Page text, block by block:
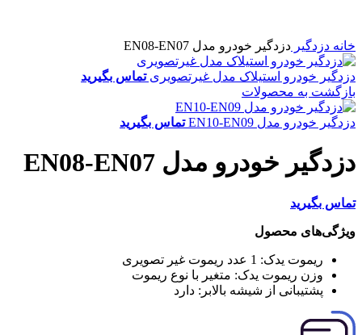
خانه دزدگیر دزدگیر خودرو مدل EN08-EN07
دزدگیر خودرو استیلاک مدل غیرتصویریتماس بگیرید
بازگشت به محصولات
دزدگیر خودرو مدل EN10-EN09 تماس بگیرید
دزدگیر خودرو مدل EN08-EN07
تماس بگیرید
ویژگی‌های محصول
ریموت یدک: 1 عدد ریموت غیر تصویری
وزن ریموت یدک: متغیر با نوع ریموت
پشتیبانی از شیشه بالابر: دارد